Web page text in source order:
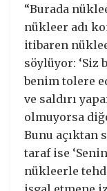
“Burada
nükleer adı
itibaren
söylüyor: ‘Siz
benim tolere
ve saldırı
olmuyorsa
Bunu açıktan
taraf ise
nükleerle